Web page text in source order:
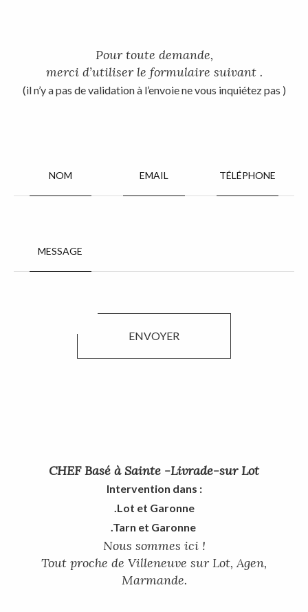
Pour toute demande,
merci d’utiliser le formulaire suivant .
(il n’y a pas de validation à l’envoie ne vous inquiétez pas )
NOM EMAIL TÉLÉPHONE
MESSAGE
ENVOYER
CHEF Basé à Sainte -Livrade-sur Lot
Intervention dans :
.Lot et Garonne
.Tarn et Garonne
Nous sommes ici !
Tout proche de Villeneuve sur Lot, Agen,
Marmande.